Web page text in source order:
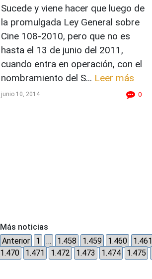
Sucede y viene hacer que luego de
la promulgada Ley General sobre
Cine 108-2010, pero que no es
hasta el 13 de junio del 2011,
cuando entra en operación, con el
nombramiento del S... Leer más
junio 10, 2014 0
Más noticias
Anterior
1 … 1.458 1.459 1.460 1.461
1.470
1.471 1.472 1.473 1.474 1.475